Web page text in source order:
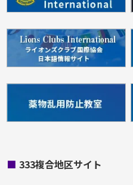
■ 333複合地区サイト